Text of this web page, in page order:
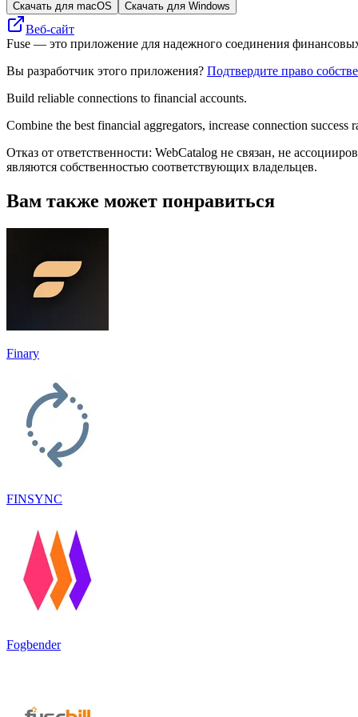
Скачать для macOS Скачать для Windows
Веб-сайт
Fuse — это приложение для надежного соединения
Вы разработчик этого приложения? Подтвердите право
Build reliable connections to financial accounts.
Combine the best financial aggregators, increase connection
Отказ от ответственности: WebCatalog не связан, не
являются собственностью соответствующих владельцев.
Вам также может понравиться
Finary
FINSYNC
Fogbender